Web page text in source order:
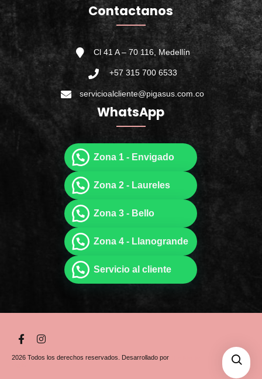
Contactanos
Cl 41 A – 70 116, Medellín
+57 315 700 6533
servicioalcliente@pigasus.com.co
WhatsApp
Zona 1 - Envigado
Zona 2 - Laureles
Zona 3 - Bello
Zona 4 - Llanogrande
Servicio al cliente
2026 Todos los derechos reservados. Desarrollado por